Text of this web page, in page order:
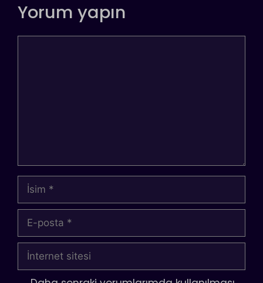
Yorum yapın
İsim
posta
İnternet
sitesi